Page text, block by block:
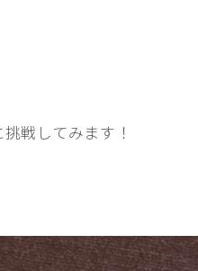
戦してみます！